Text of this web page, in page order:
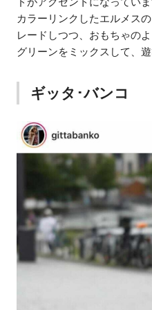
カラーリンクしたエルメス
レードしつつ、おもちゃの
グリーンをミックスして、遊
ギッタ･バンコ